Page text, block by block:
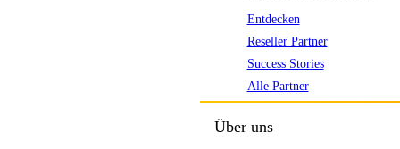
Entdecken
Reseller Partner
Success Stories
Alle Partner
Über uns